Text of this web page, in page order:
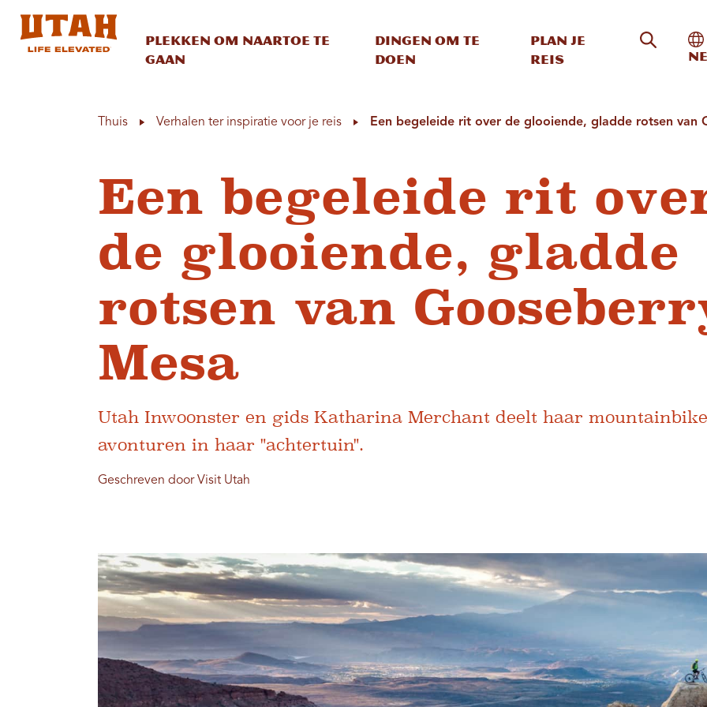
Plekken om naartoe te
gaan
Dingen om te
doen
Plan je
reis
Zoeken
Thuis Verhalen ter inspiratie voor je reis Een begeleide rit over de glooiende, gladde rotsen van
Een begeleide rit
de glooiende, gladde
rotsen van
Mesa
Utah Inwoonster en gids Katharina Merchant deelt haar
avonturen in haar "achtertuin".
Geschreven door Visit Utah